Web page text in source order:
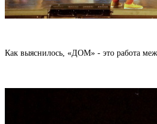
Как выяснилось, «ДОМ» - это работа